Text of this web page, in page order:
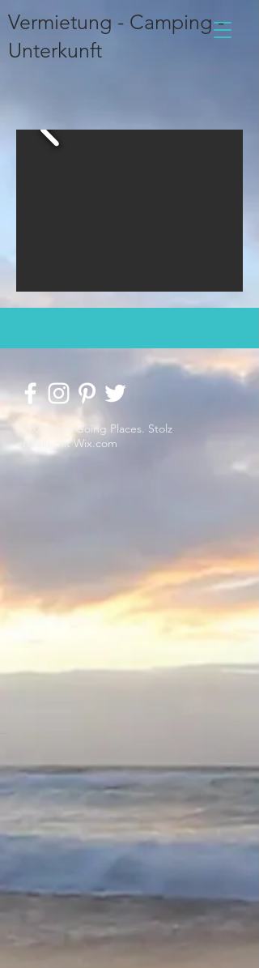
Vermietung - Camping -
Unterkunft
© 2023 von Going Places. Stolz
erstellt mitWix.com